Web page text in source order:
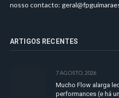
nosso contacto:
ARTIGOS RECENTES
7 AGOSTO, 2026
Mucho Flow alarga
performances (e há